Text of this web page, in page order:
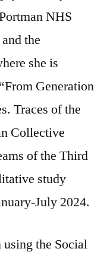
NHS
the
she is
Generation
Traces of the
Collective
of the Third
study
July 2024.
using the Social